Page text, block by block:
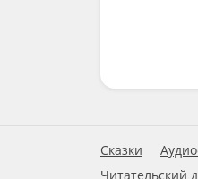
Сказки
Читательский